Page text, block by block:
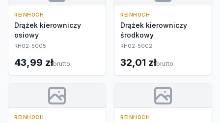
REINHOCH
Drążek kierowniczy
osiowy
RH02-5005
43,99 złbrutto
REINHOCH
Drążek kierowniczy
środkowy
RH02-5002
32,01 złbrutto
REINHOCH REINHOCH